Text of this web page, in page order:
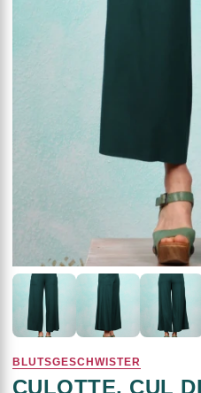
BLUTSGESCHWISTER
CULOTTE, CUL